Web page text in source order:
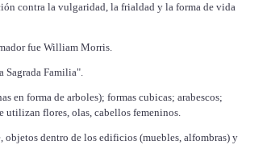
contra la vulgaridad, la frialdad y la forma de vida
fue William Morris.
Sagrada Familia".
en forma de arboles); formas cubicas; arabescos;
utilizan flores, olas, cabellos femeninos.
dentro de los edificios (muebles, alfombras) y